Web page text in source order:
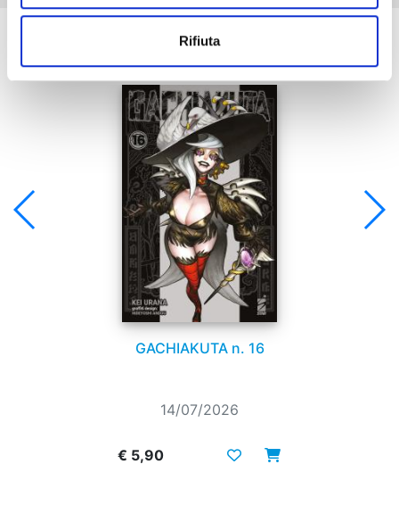
Rifiuta
Se ti è piaciuto prova anche:
GACHIAKUTA n. 16
14/07/2026
€ 5,90